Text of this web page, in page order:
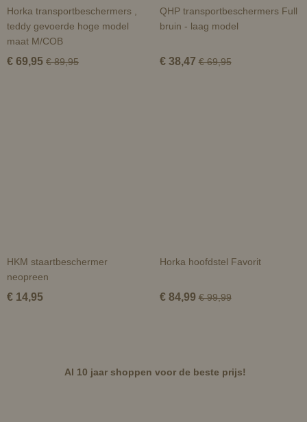
Horka transportbeschermers ,
teddy gevoerde hoge model
maat M/COB
€ 69,95 € 89,95
QHP transportbeschermers Full
bruin - laag model
€ 38,47 € 69,95
HKM staartbeschermer
neopreen
€ 14,95
Horka hoofdstel Favorit
€ 84,99 € 99,99
Al 10 jaar shoppen voor de beste prijs!